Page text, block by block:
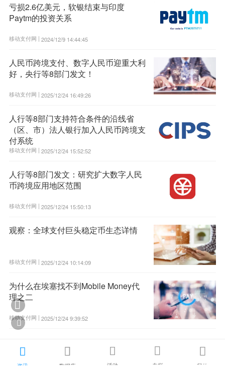
亏损2.6亿美元，软银结束与印度
Paytm的投资关系
移动支付网 | 2024/12/9 14:44:45
人民币跨境支付、数字人民币迎重大利
好，央行等8部门发文！
移动支付网 | 2025/12/24 16:49:26
人行等8部门支持符合条件的沿线省
（区、市）法人银行加入人民币跨境支
付系统
移动支付网 | 2025/12/24 15:52:52
人行等8部门发文：研究扩大数字人民
币跨境应用地区范围
移动支付网 | 2025/12/24 15:50:13
观察：全球支付巨头稳定币生态详情
移动支付网 | 2025/12/24 10:14:09
为什么在埃塞找不到Mobile Money代
理之二
移动支付网 | 2025/12/24 9:39:52
    

